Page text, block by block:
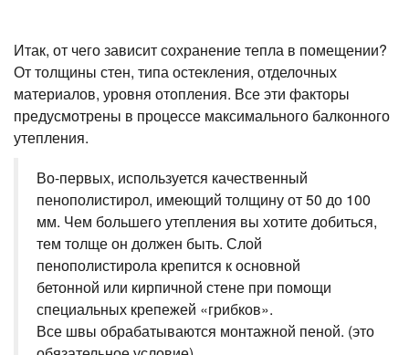
Итак, от чего зависит сохранение тепла в помещении?
От толщины стен, типа остекления, отделочных
материалов, уровня отопления. Все эти факторы
предусмотрены в процессе максимального балконного
утепления.
Во-первых, используется качественный
пенополистирол, имеющий толщину от 50 до 100
мм. Чем большего утепления вы хотите добиться,
тем толще он должен быть. Слой
пенополистирола крепится к основной
бетонной или кирпичной стене при помощи
специальных крепежей «грибков».
Все швы обрабатываются монтажной пеной. (это